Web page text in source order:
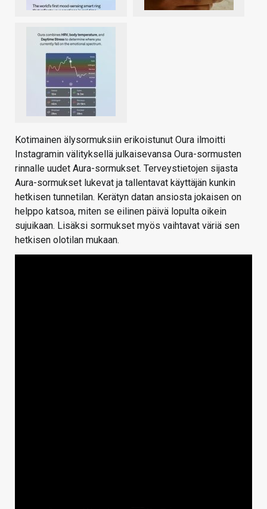
Kotimainen älysormuksiin erikoistunut Oura ilmoitti
Instagramin välityksellä julkaisevansa Oura-sormusten
rinnalle uudet Aura-sormukset. Terveystietojen sijasta
Aura-sormukset lukevat ja tallentavat käyttäjän kunkin
hetkisen tunnetilan. Kerätyn datan ansiosta jokaisen on
helppo katsoa, miten se eilinen päivä lopulta oikein
sujuikaan. Lisäksi sormukset myös vaihtavat väriä sen
hetkisen olotilan mukaan.